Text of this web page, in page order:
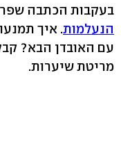
בעקבות הכתבה
הנעלמות. איך
עם האובדן הבא?
מריטת שיערות.